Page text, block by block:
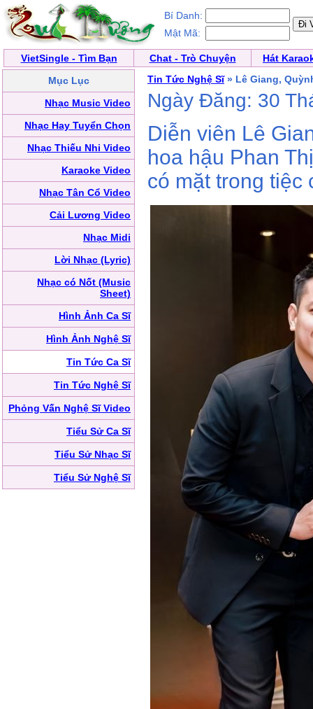
Bí Danh:
Mật Mã:
VietSingle - Tìm Bạn Chat - Trò Chuyện
Hát
Mục Lục
Nhạc Music Video
Nhạc Hay Tuyển Chọn
Nhạc Thiếu Nhi Video
Karaoke Video
Nhạc Tân Cổ Video
Cải Lương Video
Nhạc Midi
Lời Nhạc (Lyric)
Nhạc có Nốt (Music
Sheet)
Hình Ảnh Ca Sĩ
Hình Ảnh Nghệ Sĩ
Tin Tức Ca Sĩ
Tin Tức Nghệ Sĩ
Phỏng Vấn Nghệ Sĩ Video
Tiểu Sử Ca Sĩ
Tiểu Sử Nhạc Sĩ
Tiểu Sử Nghệ Sĩ
Tin Tức Nghệ Sĩ» Lê Giang,
Ngày Đăng: 30
Diễn viên Lê
hoa hậu Phan
có mặt trong